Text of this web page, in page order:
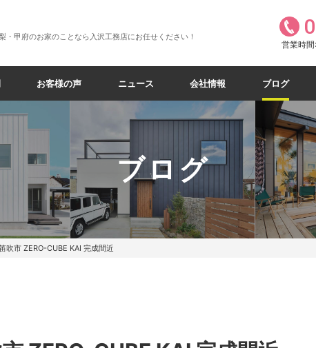
・甲府のお家のことなら入沢工務店にお任せください！
営業時
お客様の声 ニュース 会社情報 ブログ
ブログ
吹市 ZERO-CUBE KAI 完成間近